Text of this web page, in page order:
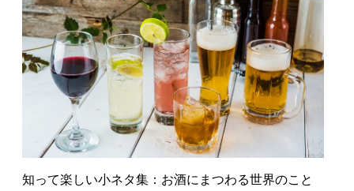
知って楽しい小ネタ集：お酒にまつわる世界のこと